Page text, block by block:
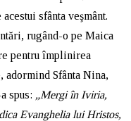
sfânta veşmânt.
rugând-o pe Maica
pentru împlinirea
adormind Sfânta Nina,
spus: „Mergi în Iviria,
Evanghelia lui Hristos,